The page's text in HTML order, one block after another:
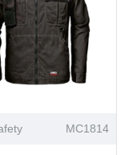
MC1814